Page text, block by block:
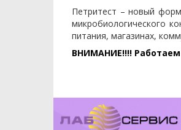
Петритест – новый
микробиологического
питания, магазинах,
ВНИМАНИЕ!!!!